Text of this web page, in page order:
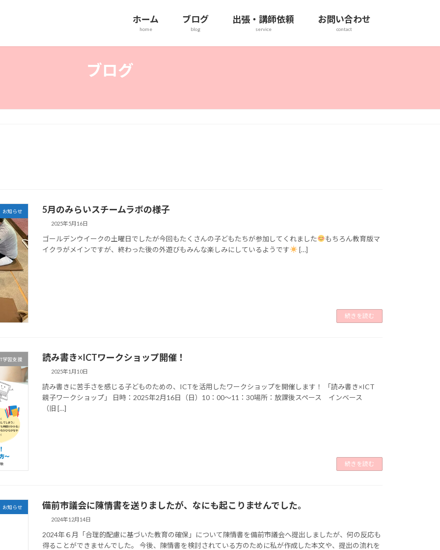
ホーム
home
ブログ
blog
出張・講師依頼
service
お問い合わせ
contact
ブログ
お知らせ 5月のみらいスチームラボの様子
2025年5月16日
ゴールデンウイークの土曜日でしたが今回もたくさんの子どもたちが参加してくれました
もちろん教育版マ
イクラがメインですが、終わった後の外遊びもみんな楽しみにしているようです
[…]
続きを読む
学習支援 読み書き×ICTワークショップ開催！
2025年1月10日
読み書きに苦手さを感じる子どものための、ICTを活用したワークショップを開催します！ 「読み書き×ICT
親子ワークショップ」 日時：2025年2月16日（日）10：00～11：30場所：放課後スペース インベース
（旧 […]
続きを読む
お知らせ 備前市議会に陳情書を送りましたが、なにも起こりませんでした。
2024年12月14日
2024年６月「合理的配慮に基づいた教育の確保」について陳情書を備前市議会へ提出しましたが、何の反応も
得ることができませんでした。 今後、陳情書を検討されている方のために私が作成した本文や、提出の流れを